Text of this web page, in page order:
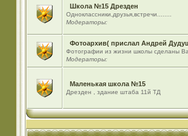
Школа №15 Дрезден
Одноклассники,друзья,встречи........
Модераторы:
Фотоархив( прислал Андрей
Фотографии из жизни школы сделаны
Модераторы:
Маленькая школа №15
Дрезден , здание штаба 11й ТД